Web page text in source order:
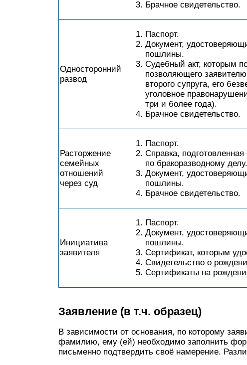
Брачное свидетельство.
Односторонний
развод
Паспорт.
Документ,
пошлины.
Судебный акт, которым
позволяющего
второго супруга, его
уголовное
три и более года).
Брачное свидетельство.
Расторжение
семейных
отношений
через суд
Паспорт.
Справка,
по бракоразводному делу.
Документ,
пошлины.
Брачное свидетельство.
Инициатива
заявителя
Паспорт.
Документ,
пошлины.
Сертификат, которым
Свидетельство о
Сертификаты на
Заявление (в т.ч. образец)
В зависимости от основания, по которому
фамилию, ему (ей) необходимо заполнить
письменно подтвердить своё намерение.